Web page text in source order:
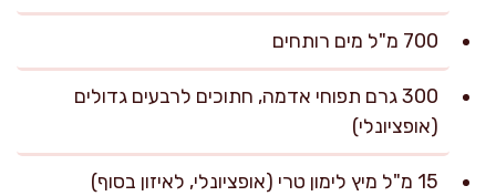
700 מ"ל מים רותחים
300 גרם תפוחי אדמה, חתוכים לרבעים גדולים
(אופציונלי)
15 מ"ל מיץ לימון טרי (אופציונלי, לאיזון בסוף)